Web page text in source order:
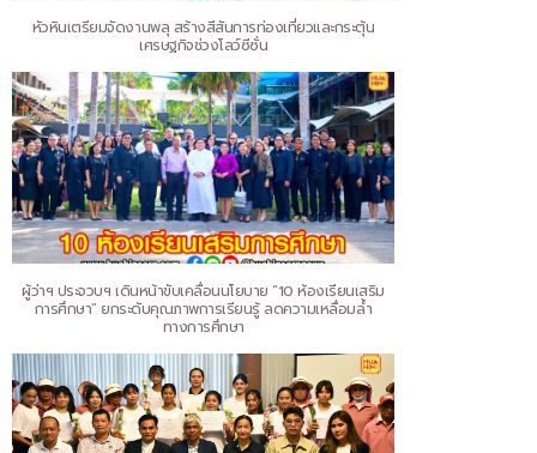
หัวหินเตรียมจัดงานพลุ สร้างสีสันการท่องเที่ยวและกระตุ้น
เศรษฐกิจช่วงโลว์ซีซั่น
ผู้ว่าฯ ประจวบฯ เดินหน้าขับเคลื่อนนโยบาย “10 ห้องเรียนเสริม
การศึกษา” ยกระดับคุณภาพการเรียนรู้ ลดความเหลื่อมล้ำ
ทางการศึกษา